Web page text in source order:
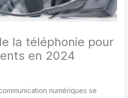
la téléphonie pour
en 2024
numériques se